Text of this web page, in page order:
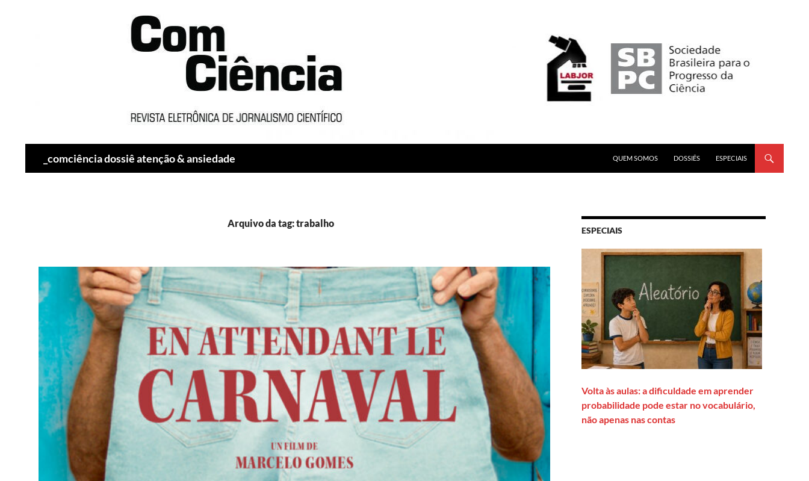
_comciência dossiê atenção & ansiedade
QUEM SOMOS
DOSSIÊS ESPECIAIS
Arquivo da tag: trabalho
ESPECIAIS
Volta às aulas: a dificuldade em aprender
probabilidade pode estar no vocabulário,
não apenas nas contas